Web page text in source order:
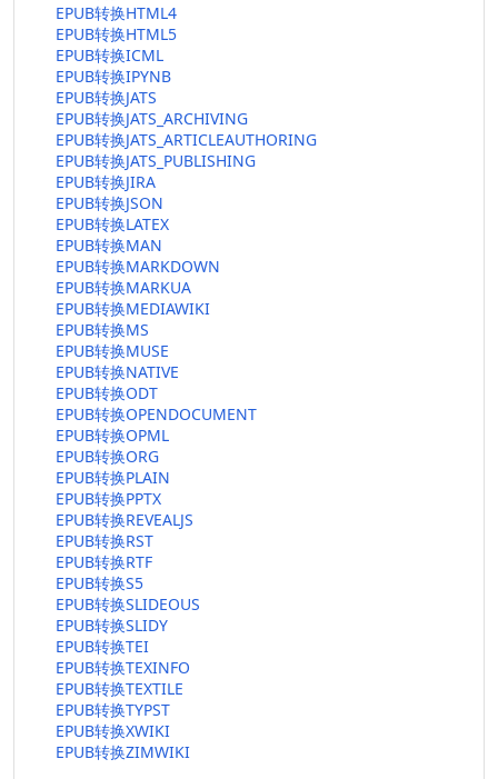
EPUB转换HTML4
EPUB转换HTML5
EPUB转换ICML
EPUB转换IPYNB
EPUB转换JATS
EPUB转换JATS_ARCHIVING
EPUB转换JATS_ARTICLEAUTHORING
EPUB转换JATS_PUBLISHING
EPUB转换JIRA
EPUB转换JSON
EPUB转换LATEX
EPUB转换MAN
EPUB转换MARKDOWN
EPUB转换MARKUA
EPUB转换MEDIAWIKI
EPUB转换MS
EPUB转换MUSE
EPUB转换NATIVE
EPUB转换ODT
EPUB转换OPENDOCUMENT
EPUB转换OPML
EPUB转换ORG
EPUB转换PLAIN
EPUB转换PPTX
EPUB转换REVEALJS
EPUB转换RST
EPUB转换RTF
EPUB转换S5
EPUB转换SLIDEOUS
EPUB转换SLIDY
EPUB转换TEI
EPUB转换TEXINFO
EPUB转换TEXTILE
EPUB转换TYPST
EPUB转换XWIKI
EPUB转换ZIMWIKI